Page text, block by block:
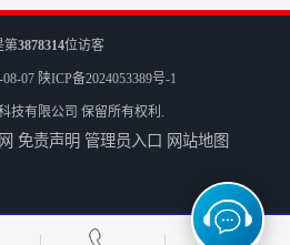
三星空调集中控制器网关-三星空调集中控制器-三星空调智能控制
第3878314位访客
07 陕ICP备2024053389号-1
技有限公司 保留所有权利.
免责声明 管理员入口 网站地图